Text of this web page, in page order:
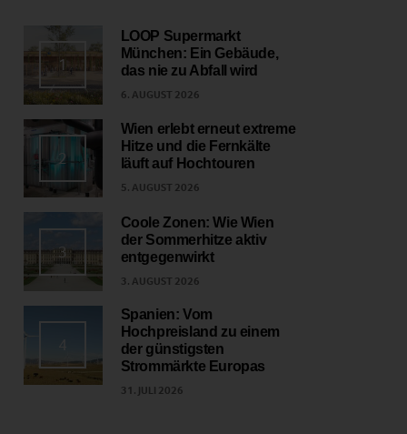
1
LOOP Supermarkt
München: Ein Gebäude,
das nie zu Abfall wird
6. AUGUST 2026
2
Wien erlebt erneut extreme
Hitze und die Fernkälte
läuft auf Hochtouren
5. AUGUST 2026
3
Coole Zonen: Wie Wien
der Sommerhitze aktiv
entgegenwirkt
3. AUGUST 2026
4
Spanien: Vom
Hochpreisland zu einem
der günstigsten
Strommärkte Europas
31. JULI 2026